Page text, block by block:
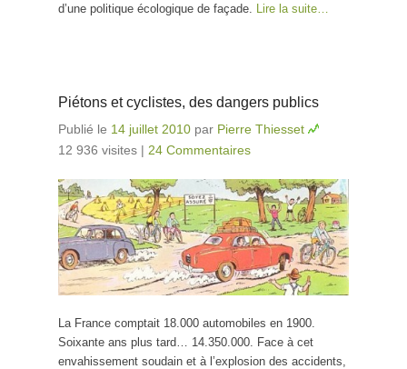
d’une politique écologique de façade. Lire la suite…
Piétons et cyclistes, des dangers publics
Publié le 14 juillet 2010 par Pierre Thiesset
12 936 visites | 24 Commentaires
La France comptait 18.000 automobiles en 1900.
Soixante ans plus tard… 14.350.000. Face à cet
envahissement soudain et à l’explosion des accidents,